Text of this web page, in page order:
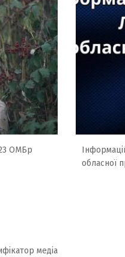
ОМБр
обласної
медіа